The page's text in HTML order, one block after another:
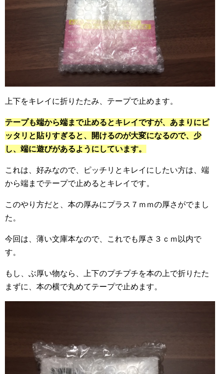
上下をキレイに折りたたみ、テープで止めます。
テープも端から端まで止めるとキレイですが、あまりにピ
ッタリと貼りすぎると、開けるのが大変になるので、少
し、端に遊びがあるようにしています。
これは、好みなので、ピッチリとキレイにしたい方は、端
から端までテープで止めるとキレイです。
このやり方だと、本の厚みにプラス７ｍｍの厚さがでまし
た。
今回は、薄い文庫本なので、これでも厚さ３ｃｍ以内で
す。
もし、ぶ厚い物なら、上下のプチプチを本の上で折りたた
まずに、本の横で丸めてテープで止めます。